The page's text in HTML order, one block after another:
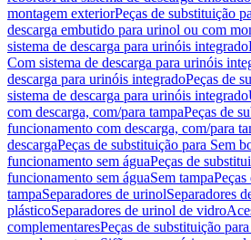
montagem exteriorPeças de substituição
descarga embutido para urinol ou com
sistema de descarga para urinóis integrado
Com sistema de descarga para urinóis
descarga para urinóis integradoPeças de
sistema de descarga para urinóis integrado
com descarga, com/para tampaPeças de
funcionamento com descarga, com/para
descargaPeças de substituição para Sem
funcionamento sem águaPeças de
funcionamento sem águaSem tampa
tampaSeparadores de urinolSeparadores
plásticoSeparadores de urinol de vidro
complementaresPeças de substituição